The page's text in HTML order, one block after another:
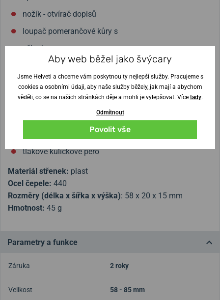
nožík - otvírač dopisů
loupač pomerančové kůry s
- škrabou
otvírák na láhve s
- magnetickým křížovým šroubovákem
- odstraňovačem izolace z drátů
nerezový kroužek na klíče
pinzeta nebo párátko
tlakové kuličkové pero
Materiál střenek: plast
Ocel čepele: 440
Rozměry (délka x šířka x výška): 58 x 20 x 15 mm
Hmotnost: 45 g
Parametry a funkce
Záruka 2 roky
Velikost
58 - 85 mm
Aby web běžel jako švýcary
Jsme Helveti a chceme vám poskytnou ty nejlepší služby. Pracujeme s
cookies a osobními údaji, aby naše služby běžely, jak mají a abychom
věděli, co se na našich stránkách děje a mohli je vylepšovat. Více tady.
Odmítnout
Povolit vše